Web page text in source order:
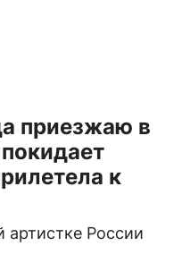
приезжаю в
к
артистке России